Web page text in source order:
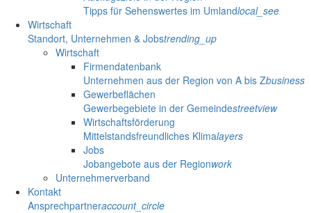
Tipps für Sehenswertes im Umlandlocal_see
Wirtschaft
Standort, Unternehmen & Jobstrending_up
Wirtschaft
Firmendatenbank
Unternehmen aus der Region von A bis Zbusiness
Gewerbeflächen
Gewerbegebiete in der Gemeindestreetview
Wirtschaftsförderung
Mittelstandsfreundliches Klimalayers
Jobs
Jobangebote aus der Regionwork
Unternehmerverband
Kontakt
Ansprechpartneraccount_circle